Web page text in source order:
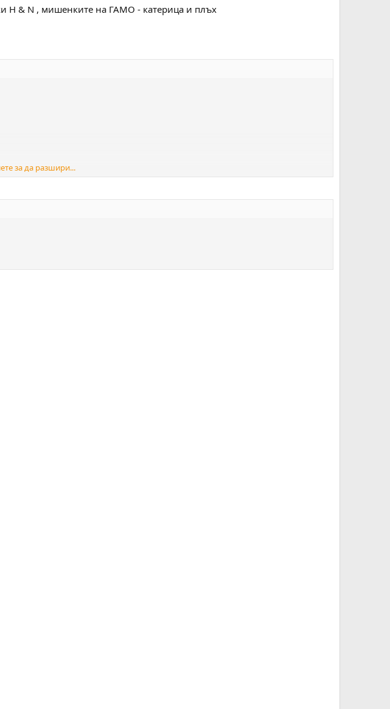
H & N , мишенките на ГАМО - катерица и плъх
за да разшири...